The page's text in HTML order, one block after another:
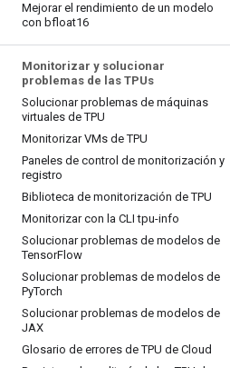
Mejorar el rendimiento de un modelo
con bfloat16
Monitorizar y solucionar
problemas de las TPUs
Solucionar problemas de máquinas
virtuales de TPU
Monitorizar VMs de TPU
Paneles de control de monitorización y
registro
Biblioteca de monitorización de TPU
Monitorizar con la CLI tpu-info
Solucionar problemas de modelos de
TensorFlow
Solucionar problemas de modelos de
PyTorch
Solucionar problemas de modelos de
JAX
Glosario de errores de TPU de Cloud